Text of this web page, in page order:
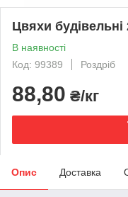
Цвяхи
В наявності
Код: 99389
Роздріб
88,80 ₴/кг
Опис Доставка